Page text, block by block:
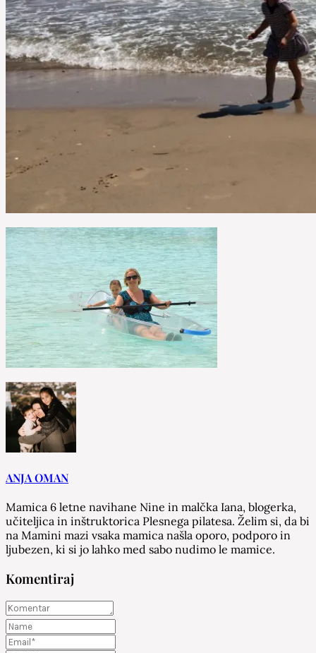
ANJA OMAN
Mamica 6 letne navihane Nine in malčka Iana, blogerka,
učiteljica in inštruktorica Plesnega pilatesa. Želim si, da bi
na Mamini mazi vsaka mamica našla oporo, podporo in
ljubezen, ki si jo lahko med sabo nudimo le mamice.
Komentiraj